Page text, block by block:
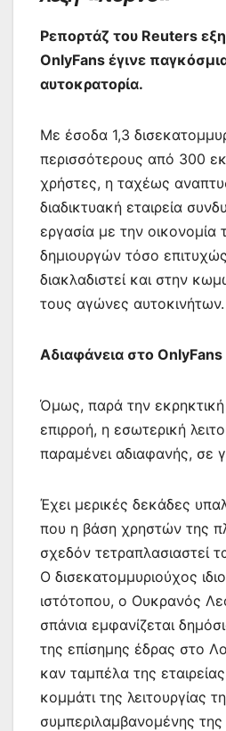
ε
Ρεπορτάζ του Reuters
OnlyFans έγινε
αυτοκρατορία.
Με έσοδα 1,3
περισσότερους από 300
χρήστες, η ταχέως
διαδικτυακή εταιρεία
εργασία με την οικονομία
δημιουργών τόσο
διακλαδιστεί και στην
τους αγώνες αυτοκινήτων.
Αδιαφάνεια στο OnlyFans
Όμως, παρά την
επιρροή, η εσωτερική
παραμένει αδιαφανής, σε
Έχει μερικές δεκάδες
που η βάση χρηστών της
σχεδόν τετραπλασιαστεί
Ο δισεκατομμυριούχος
ιστότοπου, ο Ουκρανός
σπάνια εμφανίζεται
της επίσημης έδρας στο
καν ταμπέλα της
κομμάτι της λειτουργίας
συμπεριλαμβανομένης της